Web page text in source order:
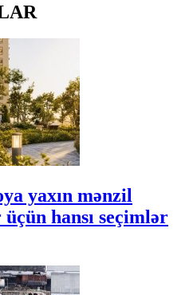
yaxın mənzil
hansı seçimlər